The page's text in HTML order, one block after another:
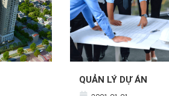
QUẢN LÝ DỰ ÁN